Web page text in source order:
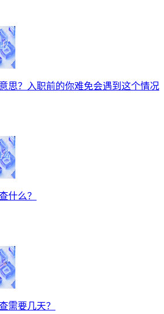
思？入职前的你难免会遇到这个情况
什么？
需要几天？